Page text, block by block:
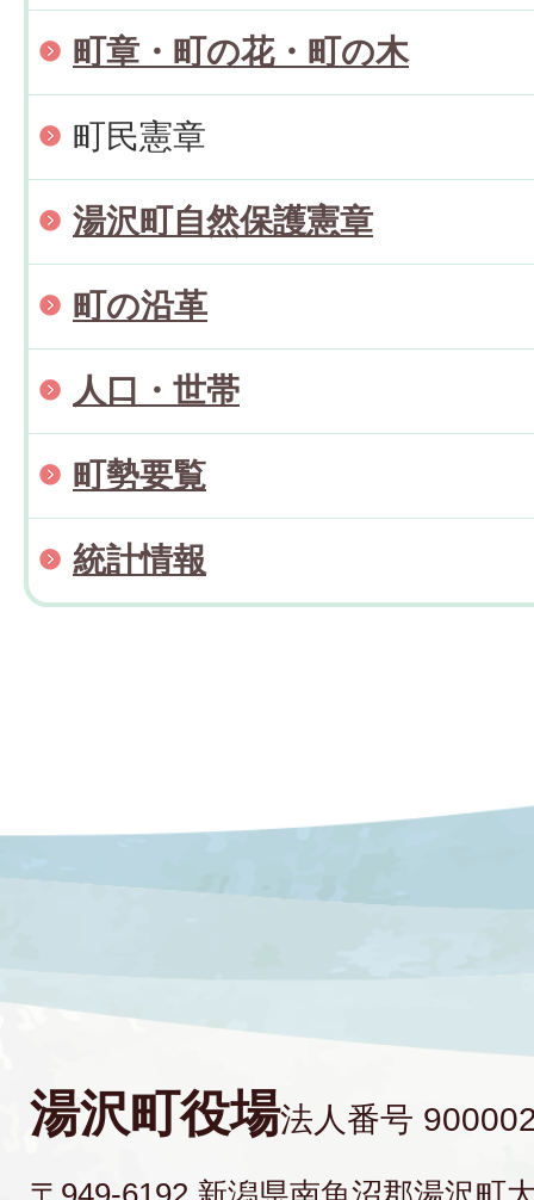
町章・町の花・町の木
町民憲章
湯沢町自然保護憲章
町の沿革
人口・世帯
町勢要覧
統計情報
湯沢町役場法人番号